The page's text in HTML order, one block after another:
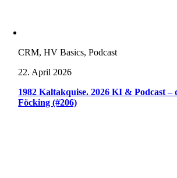
CRM, HV Basics, Podcast
22. April 2026
1982 Kaltakquise. 2026 KI & Podcast –
Föcking (#206)